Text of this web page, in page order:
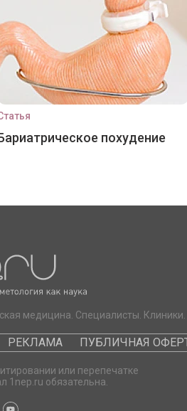
похудение
медицина. Специалисты.
РЕКЛАМА ПУБЛИЧНАЯ
или перепечатке
1nep.ru обязательна.